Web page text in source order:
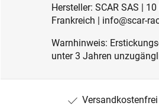
Hersteller: SCAR SAS |
Frankreich | info@scar-
Warnhinweis:
unter 3 Jahren